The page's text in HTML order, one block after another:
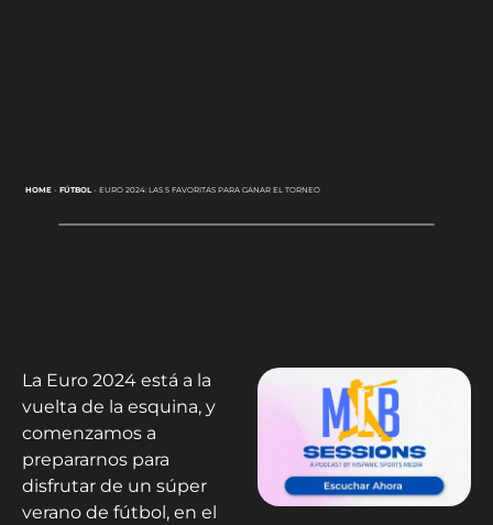
HOME- FÚTBOL - EURO 2024: LAS 5 FAVORITAS PARA GANAR EL TORNEO
La Euro 2024 está a la
vuelta de la esquina, y
comenzamos a
prepararnos para
disfrutar de un súper
verano de fútbol, en el